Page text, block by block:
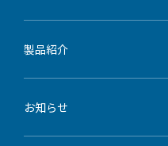
製品紹介
お知らせ